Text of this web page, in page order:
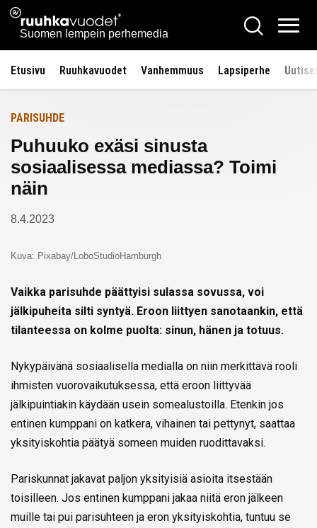
Siirry
sisältöön
Ruuhkavuodet.fi
Suomen lempein perhemedia
Hae
Etusivu Ruuhkavuodet Vanhemmuus Lapsiperhe
Etusivulle
PARISUHDE
Puhuuko exäsi sinusta
sosiaalisessa mediassa? Toimi
näin
8.4.2023
Kuva: Pixabay/LoboStudioHamburgh
Vaikka parisuhde päättyisi sulassa sovussa, voi
jälkipuheita silti syntyä. Eroon liittyen sanotaankin, että
tilanteessa on kolme puolta: sinun, hänen ja totuus.
Nykypäivänä sosiaalisella medialla on niin merkittävä rooli
ihmisten vuorovaikutuksessa, että eroon liittyvää
jälkipuintiakin käydään usein somealustoilla. Etenkin jos
entinen kumppani on katkera, vihainen tai pettynyt, saattaa
yksityiskohtia päätyä someen muiden ruodittavaksi.
Pariskunnat jakavat paljon yksityisiä asioita itsestään
toisilleen. Jos entinen kumppani jakaa niitä eron jälkeen
muille tai pui parisuhteen ja eron yksityiskohtia, tuntuu se